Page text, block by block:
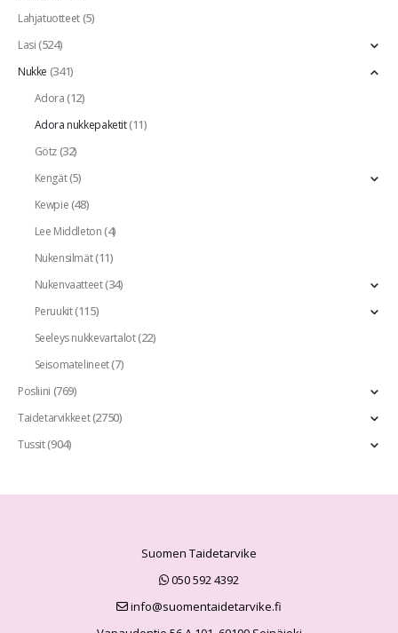
Lahjatuotteet(5)
Lasi(524)
Nukke (341)
Adora(12)
Adora nukkepaketit(11)
Götz(32)
Kengät(5)
Kewpie(48)
Lee Middleton(4)
Nukensilmät(11)
Nukenvaatteet(34)
Peruukit(115)
Seeleys nukkevartalot(22)
Seisomatelineet(7)
Posliini (769)
Taidetarvikkeet(2750)
Tussit(904)
Suomen Taidetarvike
050 592 4392
info@suomentaidetarvike.fi